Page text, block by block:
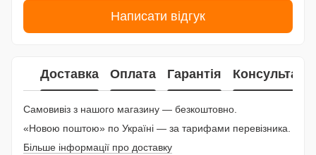
Написати відгук
Доставка Оплата Гарантія Консультація
Самовивіз з нашого магазину — безкоштовно.
«Новою поштою» по Україні — за тарифами перевізника.
Більше інформації про доставку